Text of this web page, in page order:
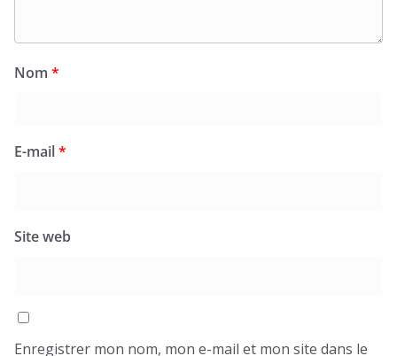
Nom *
E-mail*
Site web
Enregistrer mon nom, mon e-mail et mon site dans le